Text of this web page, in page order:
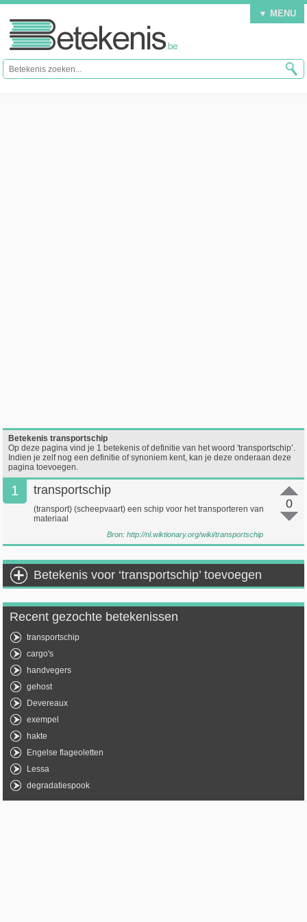
▼ MENU
Betekenis transportschip
Op deze pagina vind je 1 betekenis of definitie van het woord 'transportschip’.
Indien je zelf nog een definitie of synoniem kent, kan je deze onderaan deze
pagina toevoegen.
1
0
transportschip
(transport) (scheepvaart) een schip voor het transporteren van
materiaal
Bron: http://nl.wiktionary.org/wiki/transportschip
Betekenis voor ‘transportschip’ toevoegen
Recent gezochte betekenissen
transportschip
cargo's
handvegers
gehost
Devereaux
exempel
hakte
Engelse flageoletten
Lessa
degradatiespook